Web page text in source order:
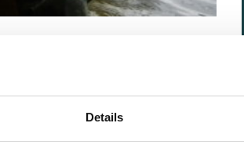
Details